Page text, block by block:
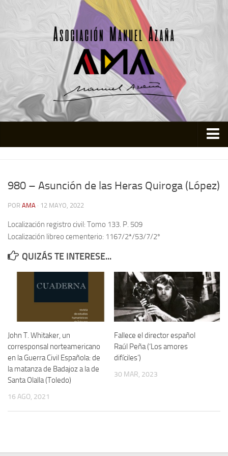
Actividades
Colabora
Memoria Histórica
Investigación previa de la represión en Talavera de la Reina (1937-
1947).
Informe Represión en Toledo 1936-1947 | Buscador
Informe de la fosa de abril de 1939 de Tembleque
Enciclopedia Republicana
Militantes históricos IR
Personajes republicanos
Izquierda Republicana. Agrupaciones y Militantes (1934-1939)
980 – Asunción de las Heras Quiroga (López)
POR AMA · 12 MAYO, 2022
Localización registro civil: Tomo 133. P. 509
Localización libreo cementerio: 1167/2ª/53/7/2º
QUIZÁS TE INTERESE...
John T. Whitaker, un
corresponsal norteamericano
en la Guerra Civil Española: de
la matanza de Badajoz a la de
Santa Olalla (Toledo)
16 AGO, 2021
Fallece el director español
Raúl Peña (‘Los amores
difíciles’)
30 MAR, 2023